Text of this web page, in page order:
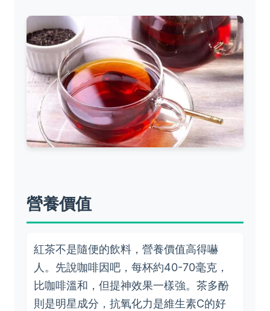
營養價值
紅茶不是隨便的飲料，營養價值高得嚇
人。先說咖啡因吧，每杯約40-70毫克，
比咖啡溫和，但提神效果一樣強。茶多酚
則是明星成分，抗氧化力是維生素C的好